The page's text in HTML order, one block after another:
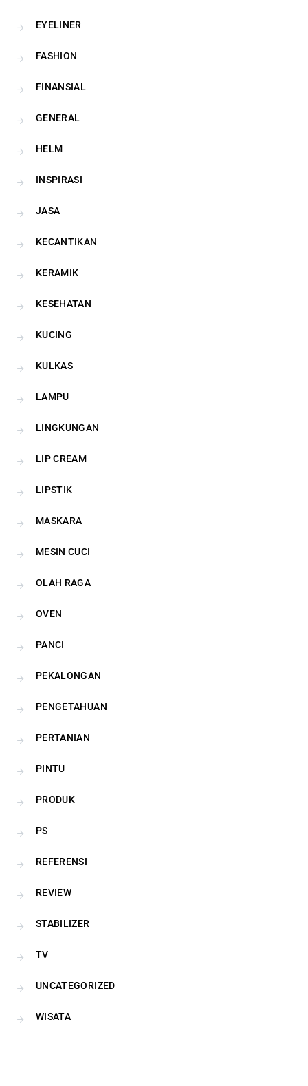
EYELINER
FASHION
FINANSIAL
GENERAL
HELM
INSPIRASI
JASA
KECANTIKAN
KERAMIK
KESEHATAN
KUCING
KULKAS
LAMPU
LINGKUNGAN
LIP CREAM
LIPSTIK
MASKARA
MESIN CUCI
OLAH RAGA
OVEN
PANCI
PEKALONGAN
PENGETAHUAN
PERTANIAN
PINTU
PRODUK
PS
REFERENSI
REVIEW
STABILIZER
TV
UNCATEGORIZED
WISATA